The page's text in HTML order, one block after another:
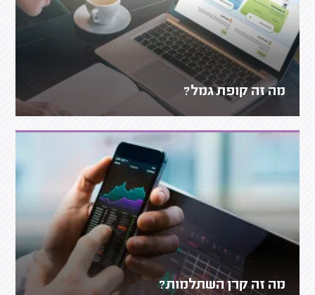
מה זה קופת גמל?
מה זה קרן השתלמות?